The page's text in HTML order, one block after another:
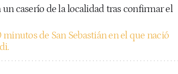
caserío de la localidad tras confirmar el
de San Sebastián en el que nació